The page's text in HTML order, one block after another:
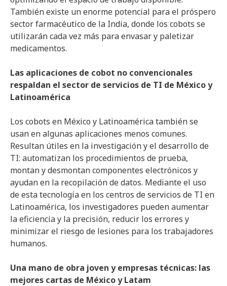
También existe un enorme potencial para el próspero
sector farmacéutico de la India, donde los cobots se
utilizarán cada vez más para envasar y paletizar
medicamentos.
Las aplicaciones de cobot no convencionales
respaldan el sector de servicios de TI de México y
Latinoamérica
Los cobots en México y Latinoamérica también se
usan en algunas aplicaciones menos comunes.
Resultan útiles en la investigación y el desarrollo de
TI: automatizan los procedimientos de prueba,
montan y desmontan componentes electrónicos y
ayudan en la recopilación de datos. Mediante el uso
de esta tecnología en los centros de servicios de TI en
Latinoamérica, los investigadores pueden aumentar
la eficiencia y la precisión, reducir los errores y
minimizar el riesgo de lesiones para los trabajadores
humanos.
Una mano de obra joven y empresas técnicas: las
mejores cartas de México y Latam